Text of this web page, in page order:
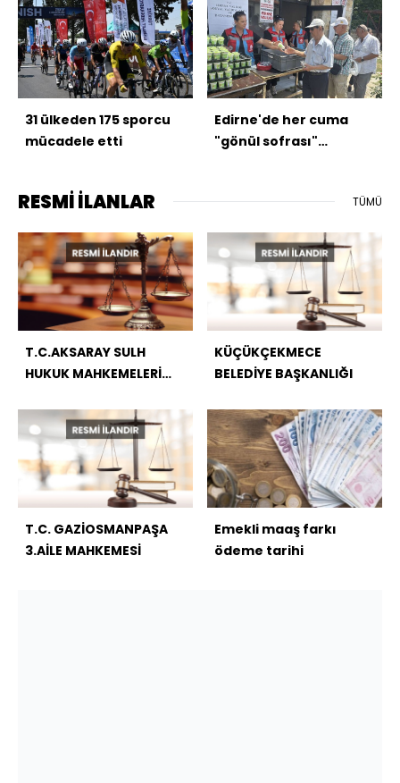
31 ülkeden 175 sporcu
mücadele etti
Edirne'de her cuma
"gönül sofrası"
RESMİ İLANLAR TÜMÜ
T.C.AKSARAY SULH
HUKUK MAHKEMELERİ
KÜÇÜKÇEKMECE
BELEDİYE BAŞKANLIĞI
T.C. GAZİOSMANPAŞA
3.AİLE MAHKEMESİ
Emekli maaş farkı
ödeme tarihi